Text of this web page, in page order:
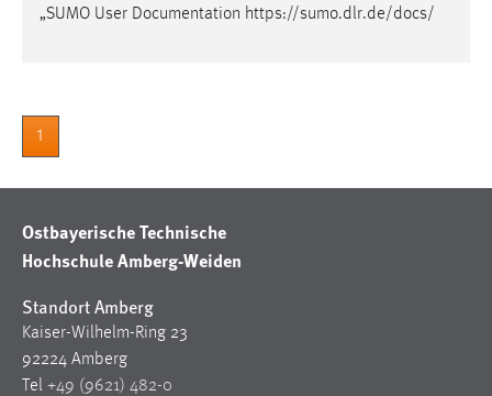
„SUMO User Documentation https://sumo.dlr.de/docs/
1
Ostbayerische Technische
Hochschule Amberg-Weiden
Standort Amberg
Kaiser-Wilhelm-Ring 23
92224 Amberg
Tel +49 (9621) 482-0
Sprachpräferenz
30 Tage
Name:
MibewSessionID, MIBEW_UserID, mibew_locale, mibew-
chat-frame-style-5e9dbeb1811c0446